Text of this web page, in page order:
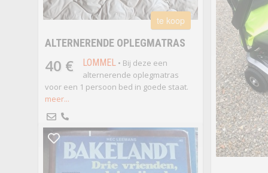
te koop
ALTERNERENDE OPLEGMATRAS
40 € LOMMEL• Bij deze een
alternerende oplegmatras
voor een 1 persoon bed in goede staat.
meer...